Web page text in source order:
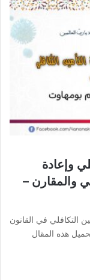
وإعادة
والمقارن –
التكافلي في القانون
هذه المقال